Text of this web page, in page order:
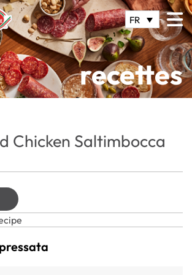
FR
recettes
Chicken Saltimbocca